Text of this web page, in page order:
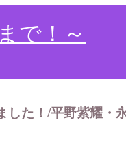
で！～
した！/平野紫耀・